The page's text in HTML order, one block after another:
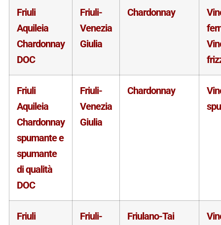
Friuli
Aquileia
Chardonnay
DOC
Friuli-
Venezia
Giulia
Chardonnay
Friuli
Aquileia
Chardonnay
spumante e
spumante
di qualità
DOC
Friuli-
Venezia
Giulia
Chardonnay
Friuli
Friuli-
Friulano-Tai